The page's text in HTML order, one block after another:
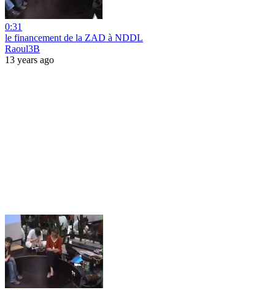
0:31
le financement de la ZAD à NDDL
Raoul3B
13 years ago